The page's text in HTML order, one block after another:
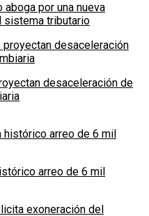
por una nueva
sistema tributario
desaceleración de
arreo de 6 mil